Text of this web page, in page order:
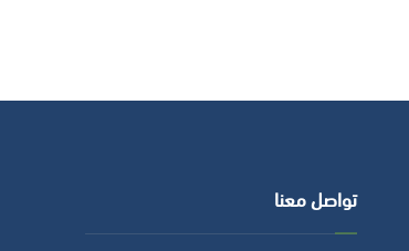
تواصل معنا